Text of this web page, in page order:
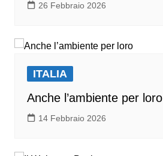
26 Febbraio 2026
ITALIA
Anche l’ambiente per loro
14 Febbraio 2026